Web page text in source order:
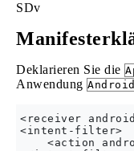
SDv
Deklarieren Sie die
Anwendung
<receiver
<intent-filter>
<action